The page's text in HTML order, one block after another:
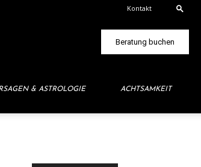
Kontakt
Beratung buchen
& ASTROLOGIE ACHTSAMKEIT